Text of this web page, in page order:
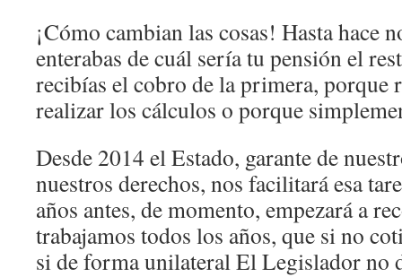
¡Cómo cambian las cosas! Hasta hace
enterabas de cuál sería tu pensión el
recibías el cobro de la primera, porque
realizar los cálculos o porque
Desde 2014 el Estado, garante de
nuestros derechos, nos facilitará esa
años antes, de momento, empezará a
trabajamos todos los años, que si no
si de forma unilateral El Legislador no